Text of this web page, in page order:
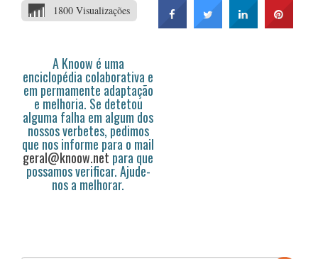
1800 Visualizações
A Knoow é uma
enciclopédia colaborativa e
em permamente adaptação
e melhoria. Se detetou
alguma falha em algum dos
nossos verbetes, pedimos
que nos informe para o mail
geral@knoow.net para que
possamos verificar. Ajude-
nos a melhorar.